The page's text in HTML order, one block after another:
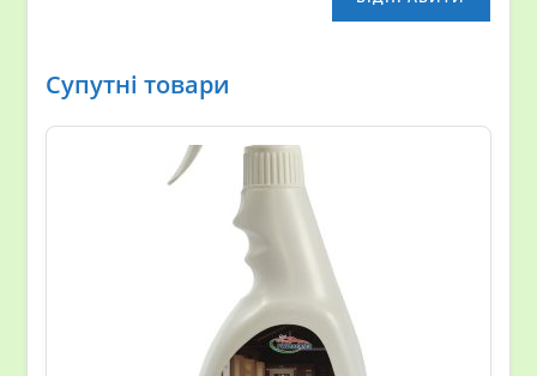
Супутні товари